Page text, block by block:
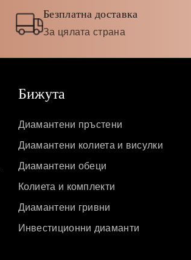
Безплатна доставка
За цялата страна
Бижута
Диамантени пръстени
Диамантени колиета и висулки
Диамантени обеци
Колиета и комплекти
Диамантени гривни
Инвестиционни диаманти